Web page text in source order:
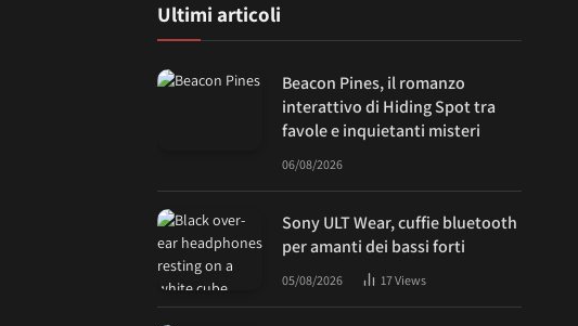
Ultimi articoli
Beacon Pines, il romanzo
interattivo di Hiding Spot tra
favole e inquietanti misteri
06/08/2026
Sony ULT Wear, cuffie bluetooth
per amanti dei bassi forti
05/08/2026 17Views